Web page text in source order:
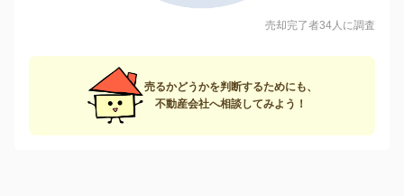
売却完了者34人に調査
売るかどうかを判断するためにも、
不動産会社へ相談してみよう！